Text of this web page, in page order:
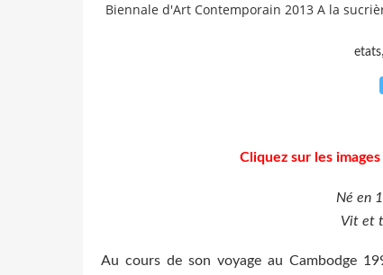
Biennale d'Art Contemporain 2013 A la
etats,
Cliquez sur les images
Né en
Vit et
Au cours de son voyage au Cambodge